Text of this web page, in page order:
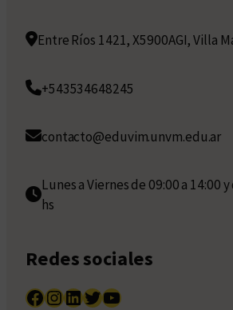
Entre Ríos 1421, X5900AGI, Villa
+543534648245
contacto@eduvim.unvm.edu.ar
Lunes a Viernes de 09:00 a 14:00
hs
Redes sociales
Facebook InstagramLinkedIn Twitter YouTube